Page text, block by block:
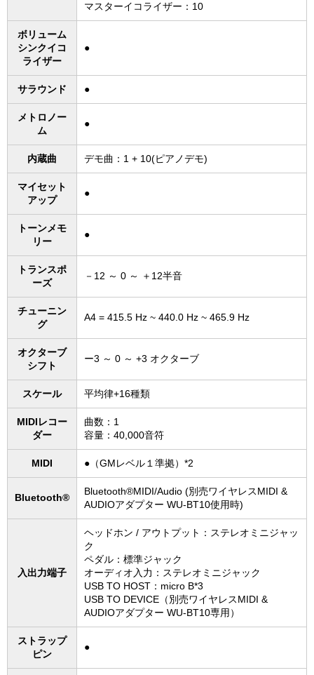
マスターイコライザー：10
ボリューム
シンクイコ
ライザー
●
サラウンド ●
メトロノー
ム
●
内蔵曲 デモ曲：1 + 10(ピアノデモ)
マイセット
アップ
●
トーンメモ
リー
●
トランスポ
ーズ
－12 ～ 0 ～ ＋12半音
チューニン
グ
A4 = 415.5 Hz ~ 440.0 Hz ~ 465.9 Hz
オクターブ
シフト
ー3 ～ 0 ～ +3 オクターブ
スケール 平均律+16種類
MIDIレコー
ダー
曲数：1
容量：40,000音符
MIDI ●（GMレベル１準拠）*2
Bluetooth®
Bluetooth®MIDI/Audio (別売ワイヤレスMIDI &
AUDIOアダプター WU-BT10使用時)
入出力端子
ヘッドホン / アウトプット：ステレオミニジャッ
ク
ペダル：標準ジャック
オーディオ入力：ステレオミニジャック
USB TO HOST：micro B*3
USB TO DEVICE（別売ワイヤレスMIDI &
AUDIOアダプター WU-BT10専用）
ストラップ
ピン
●